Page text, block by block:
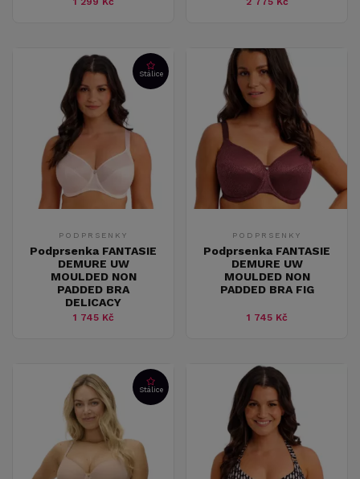
Stálice
PODPRSENKY
Podprsenka FANTASIE
DEMURE UW
MOULDED NON
PADDED BRA
DELICACY
1 745 Kč
PODPRSENKY
Podprsenka FANTASIE
DEMURE UW
MOULDED NON
PADDED BRA FIG
1 745 Kč
Stálice